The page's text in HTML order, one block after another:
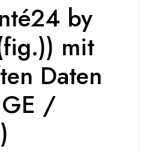
by
mit
Daten
/